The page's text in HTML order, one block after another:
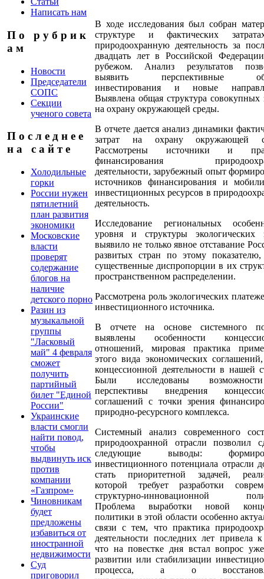
Написать нам
П о р у б р и к
а м
Новости
Председатели
СОПС
Секции
ученого совета
П о с л е д н е е
н а с а й т е
Холодильные
горки
России нужен
пятилетний
план развития
экономики
Московские
власти
проверят
содержание
блогов на
наличие
детского порно
Разин из
музыкальной
группы
"Ласковый
май" 4 февраля
сможет
получить
партийный
билет "Единой
России"
Украинские
власти смогли
найти повод,
чтобы
выдвинуть иск
против
компании
«Газпром»
Чиновникам
будет
предложены
избавиться от
иностранной
недвижимости
Суд
приговорил
В ходе исследования был собран
структуре и фактических
природоохранную деятельность за
двадцать лет в Российской
рубежом. Анализ результатов
выявить перспективные
инвестирования и новые
Выявлена общая структура совокупных
на охрану окружающей среды.
В отчете дается анализ динамики
затрат на охрану окружающей
Рассмотрены источники и
финансирования
деятельности, зарубежный опыт
источников финансирования и
инвестиционных ресурсов в
деятельность.
Исследование региональных
уровня и структуры экологических
выявило не только явное отставание
развитых стран по этому
существенные диспропорции в их
пространственном распределении.
Рассмотрена роль экологических
инвестиционного источника.
В отчете на основе системного
выявлены особенности
отношений, мировая практика
этого вида экономических
концессионной деятельности в нашей
Были исследованы
перспективы внедрения
соглашений с точки зрения
природно-ресурсного комплекса.
Системный анализ современного
природоохранной отрасли позволил
следующие выводы:
инвестиционного потенциала отрасли
стать приоритетной задачей,
которой требует разработки
структурно-инновационной
Проблема выработки новой
политики в этой области особенно
связи с тем, что практика
деятельности последних лет привела
что на повестке дня встал вопрос
развитии или стабилизации
процесса, а о